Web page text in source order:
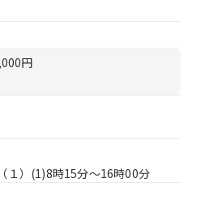
円
） (1)8時15分〜16時00分